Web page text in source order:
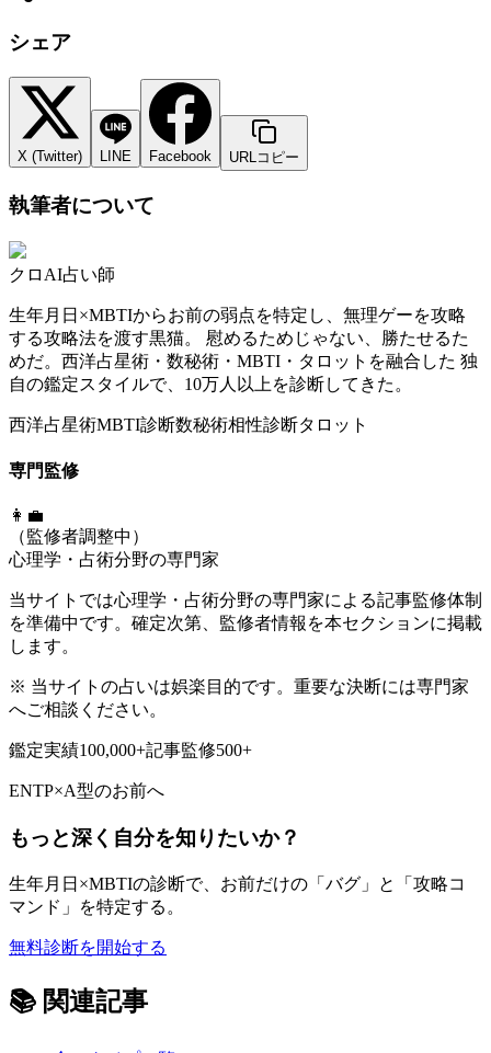
シェア
X (Twitter) LINE Facebook URLコピー
執筆者について
クロ AI占い師
生年月日×MBTIからお前の弱点を特定し、無理ゲーを攻略
する攻略法を渡す黒猫。 慰めるためじゃない、勝たせるた
めだ。西洋占星術・数秘術・MBTI・タロットを融合した 独
自の鑑定スタイルで、10万人以上を診断してきた。
西洋占星術MBTI診断数秘術相性診断タロット
専門監修
👩‍💼
（監修者調整中）
心理学・占術分野の専門家
当サイトでは心理学・占術分野の専門家による記事監修体制
を準備中です。確定次第、監修者情報を本セクションに掲載
します。
※ 当サイトの占いは娯楽目的です。重要な決断には専門家
へご相談ください。
鑑定実績100,000+記事監修500+
ENTP×A型のお前へ
もっと深く自分を知りたいか？
生年月日×MBTIの診断で、お前だけの「バグ」と「攻略コ
マンド」を特定する。
無料診断を開始する
📚 関連記事